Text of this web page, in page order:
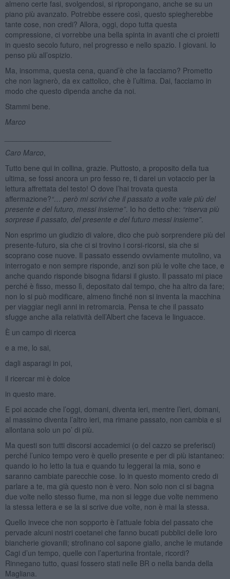
almeno certe fasi, svolgendosi, si ripropongano, anche se su un
piano più avanzato. Potrebbe essere così, questo spiegherebbe
tante cose, non credi? Allora, oggi, dopo tutta questa
compressione, ci vorrebbe una bella spinta in avanti che ci proietti
in questo secolo futuro, nel progresso e nello spazio. I giovani. Io
penso più all’ospizio.
Ma, insomma, questa cena, quand’è che la facciamo? Prometto
che non lagnerò, da ex cattolico, che è l’ultima. Dai, facciamo in
modo che questo dipenda anche da noi.
Stammi bene.
Marco
Caro Marco
Tutto bene qui in collina, grazie. Piuttosto, a proposito della tua
ultima, se fossi ancora un pro fesso re, ti darei un votaccio per la
lettura affrettata del testo! O dove l’hai trovata questa
affermazione?“… però mi scrivi che il passato a volte vale più del
presente e del futuro, messi insieme”. Io ho detto che: “riserva più
sorprese il passato, del presente e del futuro messi insieme”.
Non esprimo un giudizio di valore, dico che può sorprendere più del
presente-futuro, sia che ci si trovino i corsi-ricorsi, sia che si
scoprano cose nuove. Il passato essendo ovviamente mutolino, va
interrogato e non sempre risponde, anzi son più le volte che tace, e
anche quando risponde bisogna fidarsi il giusto. Il passato mi piace
perché è fisso, messo lì, depositato dal tempo, che ha altro da fare;
non lo si può modificare, almeno finché non si inventa la macchina
per viaggiar negli anni in retromarcia. Pensa te che il passato
sfugge anche alla relatività dell’Albert che faceva le linguacce.
È un campo di ricerca
e a me, lo sai,
dagli asparagi in poi,
il ricercar mi è dolce
in questo mare.
E poi accade che l’oggi, domani, diventa ieri, mentre l’ieri, domani,
al massimo diventa l’altro ieri, ma rimane passato, non cambia e si
allontana solo un po’ di più.
Ma questi son tutti discorsi accademici (o del cazzo se preferisci)
perché l’unico tempo vero è quello presente e per di più istantaneo:
quando io ho letto la tua e quando tu leggerai la mia, sono e
saranno cambiate parecchie cose. Io in questo momento credo di
parlare a te, ma già questo non è vero. Non solo non ci si bagna
due volte nello stesso fiume, ma non si legge due volte nemmeno
la stessa lettera e se la si scrive due volte, non è mai la stessa.
Quello invece che non sopporto è l’attuale fobia del passato che
pervade alcuni nostri coetanei che fanno bucati pubblici delle loro
biancherie giovanili; strofinano col sapone giallo, anche le mutande
Cagi d’un tempo, quelle con l’aperturina frontale, ricordi?
Rinnegano tutto, quasi fossero stati nelle BR o nella banda della
Magliana.